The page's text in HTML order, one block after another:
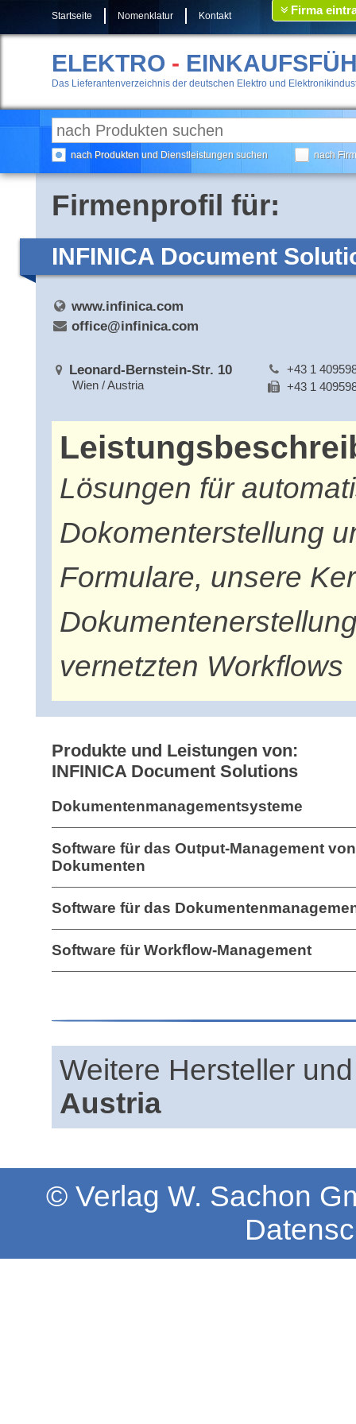
Startseite Nomenklatur Kontakt Firma
ELEKTRO -
Das Lieferantenverzeichnis der deutschen Elektro und
nach Produkten und Dienstleistungen suchen nach
Firmenprofil für:
INFINICA Document
www.infinica.com
office@infinica.com
Leonard-Bernstein-Str. 10
Wien / Austria
+43 1
+43 1
Lösungen für
Dokomenterstellung
Formulare, unsere
vernetzten Workflows
Produkte und Leistungen von:
INFINICA Document Solutions
Dokumentenmanagementsysteme
Software für das Output-Management von
Dokumenten
Software für das
Software für Workflow-Management
Weitere Hersteller
Austria
© Verlag W. Sachon